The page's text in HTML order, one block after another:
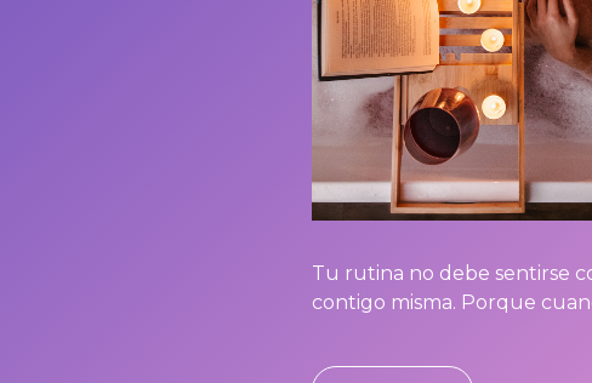
Tu rutina no debe sentirse
contigo misma. Porque